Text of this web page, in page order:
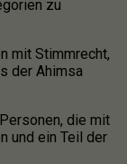
zu
Stimmrecht,
der Ahimsa
die mit
und ein Teil der